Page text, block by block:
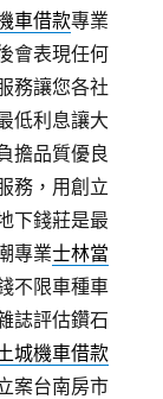
車借款專業
會表現任何
務讓您各社
低利息讓大
擔品質優良
務，用創立
下錢莊是最
專業士林當
不限車種車
誌評估鑽石
城機車借款
案台南房市